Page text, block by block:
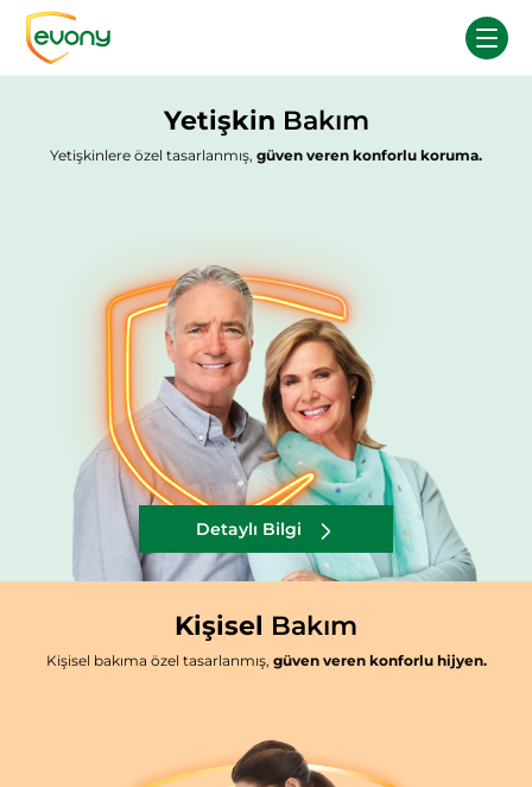
Yetişkin Bakım
Yetişkinlere özel tasarlanmış, güven veren konforlu koruma.
Detaylı Bilgi
Kişisel Bakım
Kişisel bakıma özel tasarlanmış, güven veren konforlu hijyen.